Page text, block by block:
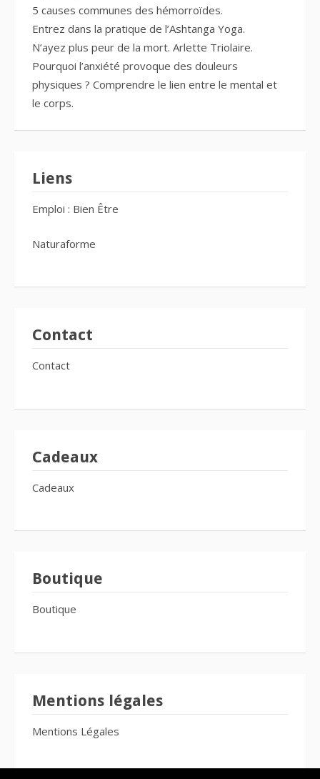
5 causes communes des hémorroïdes.
Entrez dans la pratique de l’Ashtanga Yoga.
N’ayez plus peur de la mort. Arlette Triolaire.
Pourquoi l’anxiété provoque des douleurs
physiques ? Comprendre le lien entre le mental et
le corps.
Liens
Emploi : Bien Être
Naturaforme
Contact
Contact
Cadeaux
Cadeaux
Boutique
Boutique
Mentions légales
Mentions Légales